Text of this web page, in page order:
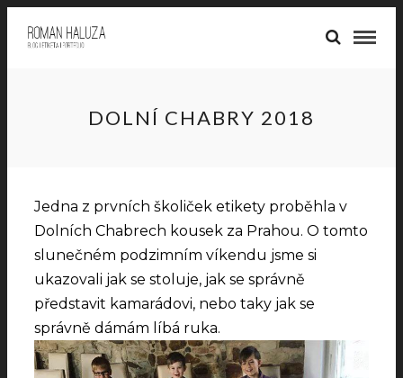
DOLNÍ CHABRY 2018
Jedna z prvních školiček etikety proběhla v
Dolních Chabrech kousek za Prahou. O tomto
slunečném podzimním víkendu jsme si
ukazovali jak se stoluje, jak se správně
představit kamarádovi, nebo taky jak se
správně dámám líbá ruka.